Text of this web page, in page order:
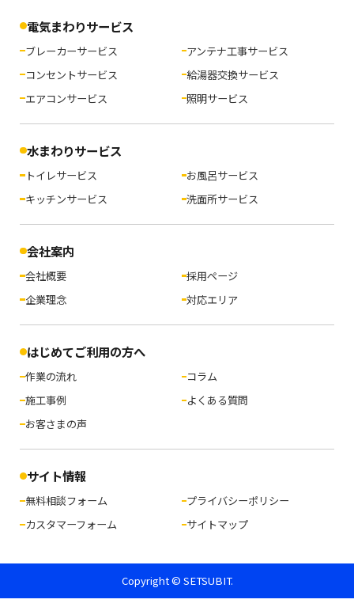
電気まわりサービス
ブレーカーサービス
コンセントサービス
照明サービス
アンテナ工事サービス
給湯器交換サービス
エアコンサービス
水まわりサービス
トイレサービス
キッチンサービス
お風呂サービス
洗面所サービス
会社案内
会社概要
企業理念
採用ページ
対応エリア
はじめてご利用の方へ
作業の流れ
施工事例
お客さまの声
コラム
よくある質問
サイト情報
無料相談フォーム
カスタマーフォーム
プライバシーポリシー
サイトマップ
Copyright © SETSUBIT.